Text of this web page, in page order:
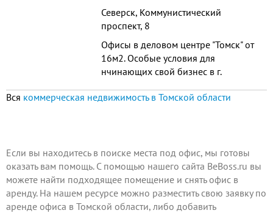
Северск, Коммунистический
проспект, 8
Офисы в деловом центре "Томск" от
16м2. Особые условия для
нчинающих свой бизнес в г.
Вся коммерческая недвижимость в Томской области
Если вы находитесь в поиске места под офис, мы готовы
оказать вам помощь. С помощью нашего сайта BeBoss.ru вы
можете найти подходящее помещение и снять офис в
аренду. На нашем ресурсе можно разместить свою заявку по
аренде офиса в Томской области, либо добавить